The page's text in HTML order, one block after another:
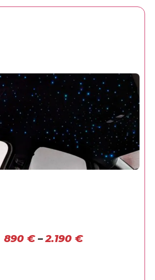
890 € – 2.190 €